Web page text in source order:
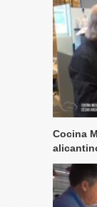
Cocina